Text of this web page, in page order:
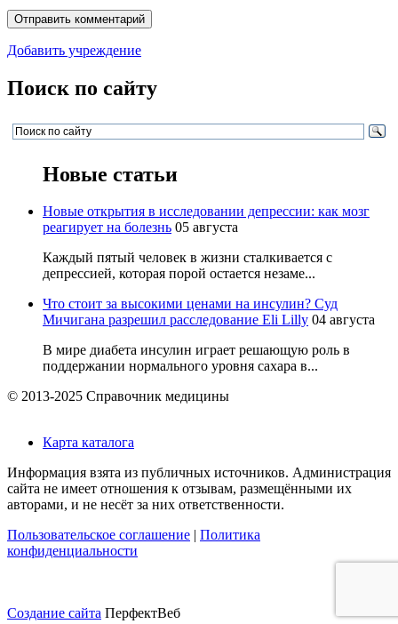
Добавить учреждение
Поиск по сайту
Новые статьи
Новые открытия в исследовании депрессии: как мозг
реагирует на болезнь 05 августа
Каждый пятый человек в жизни сталкивается с
депрессией, которая порой остается незаме...
Что стоит за высокими ценами на инсулин? Суд
Мичигана разрешил расследование Eli Lilly 04 августа
В мире диабета инсулин играет решающую роль в
поддержании нормального уровня сахара в...
© 2013-2025 Справочник медицины
Карта каталога
Информация взята из публичных источников. Администрация
сайта не имеет отношения к отзывам, размещёнными их
авторами, и не несёт за них ответственности.
Пользовательское соглашение
Политика
конфиденциальности
Создание сайта ПерфектВеб